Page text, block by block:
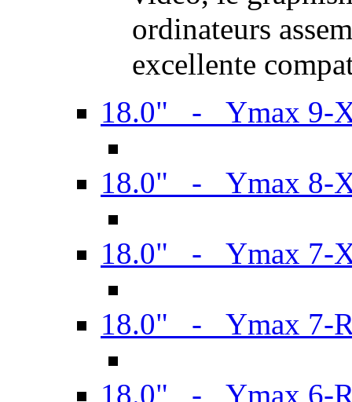
ordinateurs
excellente
18.0" - Ymax 9-
18.0" - Ymax 8-
18.0" - Ymax 7-
18.0" - Ymax 7-
18.0" - Ymax 6-